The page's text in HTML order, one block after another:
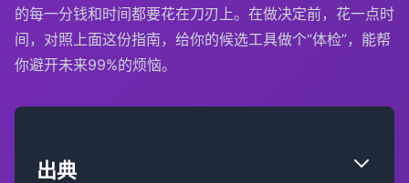
的每一分钱和时间都要花在刀刃上。在做决定前，花一点时
间，对照上面这份指南，给你的候选工具做个“体检”，能帮
你避开未来99%的烦恼。
出典